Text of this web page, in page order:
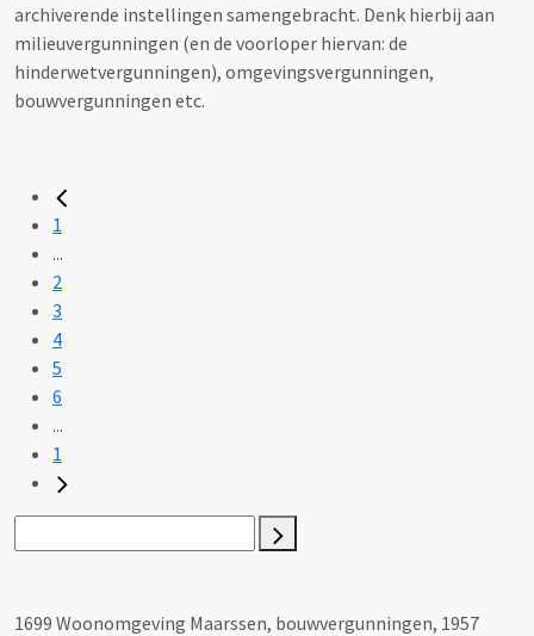
archiverende instellingen samengebracht. Denk hierbij aan
milieuvergunningen (en de voorloper hiervan: de
hinderwetvergunningen), omgevingsvergunningen,
bouwvergunningen etc.
1
...
2
3
4
5
6
...
1
1699 Woonomgeving Maarssen, bouwvergunningen, 1957